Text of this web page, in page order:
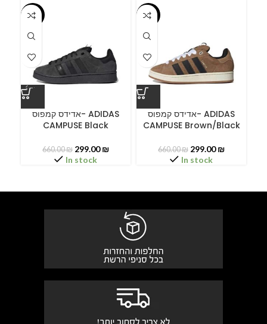
-55%
אדידס קמפוס- ADIDAS
CAMPUSE Black
660.00₪ 299.00₪
In stock
-55%
אדידס קמפוס- ADIDAS
CAMPUSE Brown/Black
660.00₪ 299.00₪
In stock